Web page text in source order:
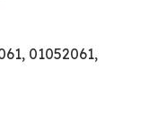
01052061,